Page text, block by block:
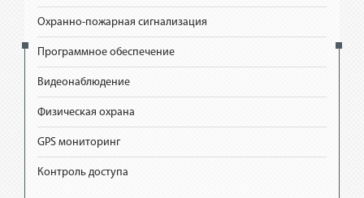
Охранно-пожарная сигнализация
Программное обеспечение
Видеонаблюдение
Физическая охрана
GPS мониторинг
Контроль доступа